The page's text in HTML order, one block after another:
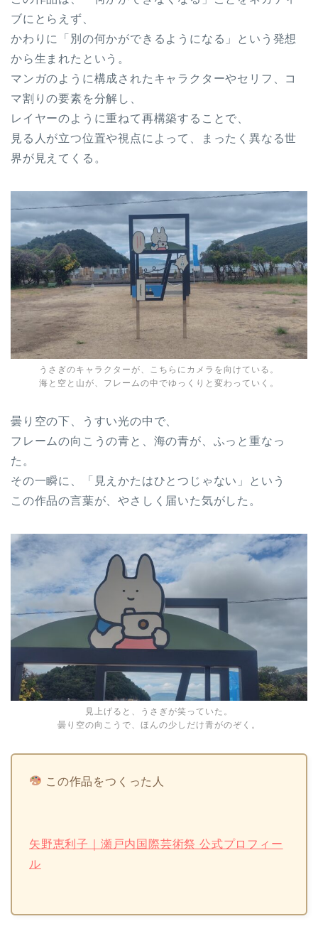
ブにとらえず、
かわりに「別の何かができるようになる」という発想
から生まれたという。
マンガのように構成されたキャラクターやセリフ、コ
マ割りの要素を分解し、
レイヤーのように重ねて再構築することで、
見る人が立つ位置や視点によって、まったく異なる世
界が見えてくる。
うさぎのキャラクターが、こちらにカメラを向けている。
海と空と山が、フレームの中でゆっくりと変わっていく。
曇り空の下、うすい光の中で、
フレームの向こうの青と、海の青が、ふっと重なっ
た。
その一瞬に、「見えかたはひとつじゃない」という
この作品の言葉が、やさしく届いた気がした。
見上げると、うさぎが笑っていた。
曇り空の向こうで、ほんの少しだけ青がのぞく。
この作品をつくった人
矢野恵利子｜瀬戸内国際芸術祭 公式プロフィー
ル